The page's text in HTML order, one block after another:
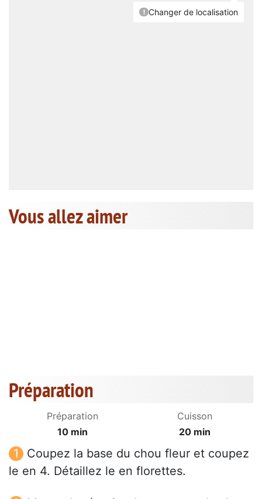
Vous allez aimer
Préparation
Préparation
10 min
Cuisson
20 min
Coupez la base du chou fleur et coupez
le en 4. Détaillez le en florettes.